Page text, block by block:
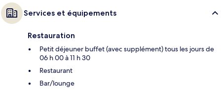
Services et équipements
Restauration
Petit déjeuner buffet (avec supplément) tous les jours de
06 h 00 à 11 h 30
Restaurant
Bar/lounge